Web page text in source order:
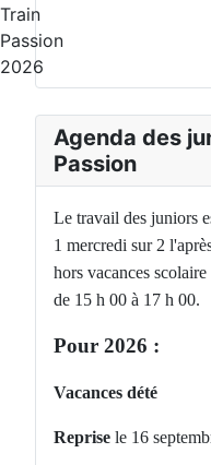
Agenda des
Passion
Le travail des juniors
1 mercredi sur 2
hors vacances scolaire
de 15 h 00 à 17 h 00.
Pour 2026 :
Vacances dété
Reprise le 16
Train
Passion
2026